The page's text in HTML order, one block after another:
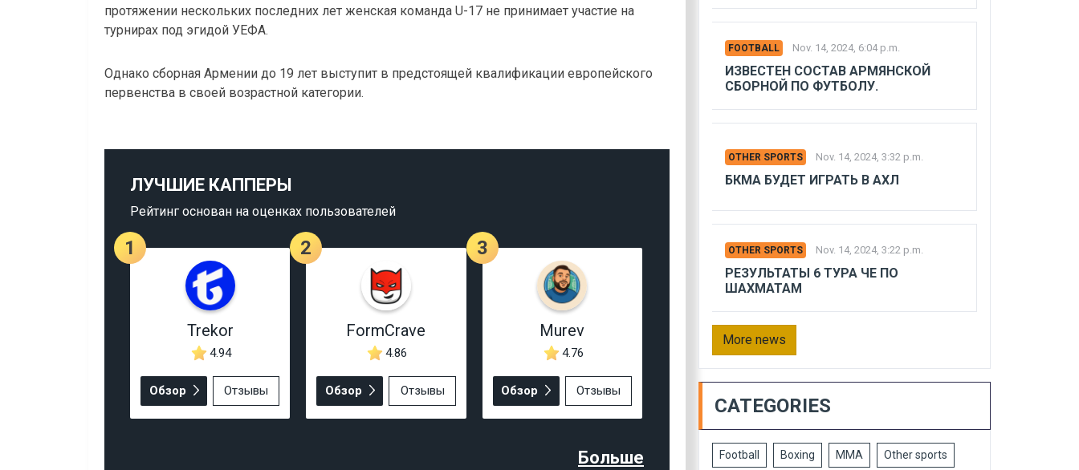
протяжении нескольких последних лет женская команда U-17 не принимает участие на
турнирах под эгидой УЕФА.
Однако сборная Армении до 19 лет выступит в предстоящей квалификации европейского
первенства в своей возрастной категории.
ЛУЧШИЕ КАППЕРЫ
Рейтинг основан на оценках пользователей
1
Trekor
4.94
Обзор Отзывы
2
FormCrave
4.86
Обзор Отзывы
3
Murev
4.76
Обзор Отзывы
Больше
FOOTBALL Nov. 14, 2024, 6:04 p.m.
ИЗВЕСТЕН СОСТАВ АРМЯНСКОЙ
СБОРНОЙ ПО ФУТБОЛУ.
OTHER SPORTS Nov. 14, 2024, 3:32 p.m.
БКМА БУДЕТ ИГРАТЬ В АХЛ
OTHER SPORTS Nov. 14, 2024, 3:22 p.m.
РЕЗУЛЬТАТЫ 6 ТУРА ЧЕ ПО
ШАХМАТАМ
More news
CATEGORIES
Football Boxing MMA Other sports